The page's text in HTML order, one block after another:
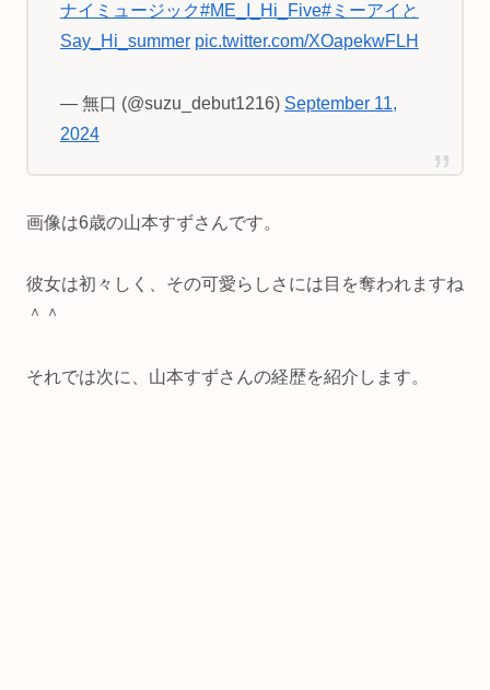
ナイミュージック#ME_I_Hi_Five#ミーアイと
Say_Hi_summer pic.twitter.com/XOapekwFLH
— 無口 (@suzu_debut1216) September 11,
2024
画像は6歳の山本すずさんです。
彼女は初々しく、その可愛らしさには目を奪われますね
＾＾
それでは次に、山本すずさんの経歴を紹介します。